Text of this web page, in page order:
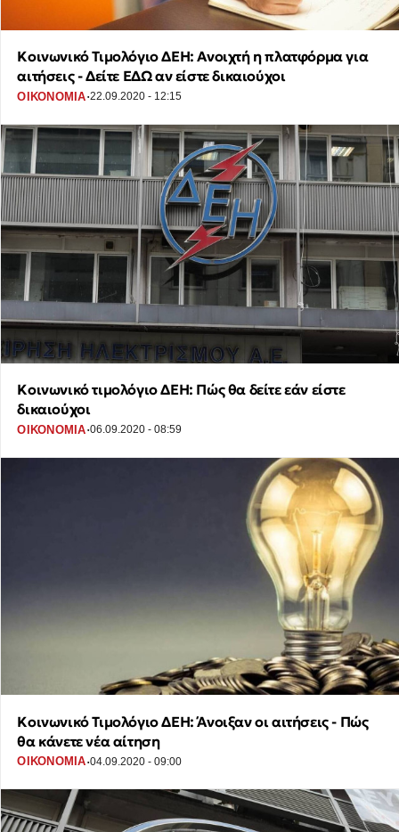
Κοινωνικό Τιμολόγιο ΔΕΗ: Ανοιχτή η πλατφόρμα για
αιτήσεις - Δείτε ΕΔΩ αν είστε δικαιούχοι
ΟΙΚΟΝΟΜΙΑ·22.09.2020 - 12:15
Κοινωνικό τιμολόγιο ΔΕΗ: Πώς θα δείτε εάν είστε
δικαιούχοι
ΟΙΚΟΝΟΜΙΑ·06.09.2020 - 08:59
Κοινωνικό Τιμολόγιο ΔΕΗ: Άνοιξαν οι αιτήσεις - Πώς
θα κάνετε νέα αίτηση
ΟΙΚΟΝΟΜΙΑ·04.09.2020 - 09:00